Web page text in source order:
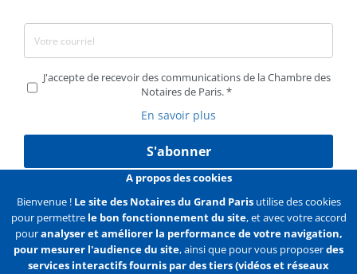
J'accepte de recevoir des communications de la Chambre des
Notaires de Paris.
En savoir plus
S'abonner
Liens Mentions légales Données personnelles
Politique des cookies Configurer les cookies
A propos des cookies
Bienvenue ! Le site des Notaires du Grand Parisutilise des cookies
pour permettre le bon fonctionnement du site, et avec votre accord
pouranalyser et améliorer la performance de votre navigation,
pour mesurer l'audience du site, ainsi que pour vous proposerdes
services interactifs fournis par des tiers (vidéos et réseaux